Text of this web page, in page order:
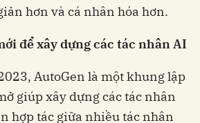
hơn và cá nhân hóa hơn.
để xây dựng các tác nhân AI
AutoGen là một khung lập
giúp xây dựng các tác nhân
hợp tác giữa nhiều tác nhân